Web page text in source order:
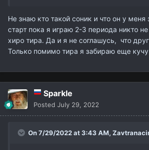
Не знаю кто такой соник и что он у
старт пока я играю 2-3 периода никто
хиро тира. Да и я не соглашусь, что
Только помимо тира я забираю еще
Sparkle
Posted July 29, 2022
On 7/29/2022 at 3:43 AM,